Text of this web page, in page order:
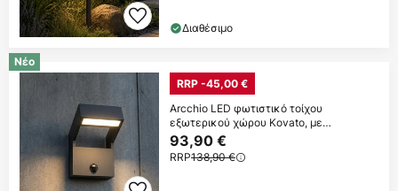
Διαθέσιμο
Νέο
RRP -45,00 €
Arcchio LED φωτιστικό τοίχου
εξωτερικού χώρου Kovato, με
αισθητήρα, σκούρο
93,90 €
RRP138,90 €